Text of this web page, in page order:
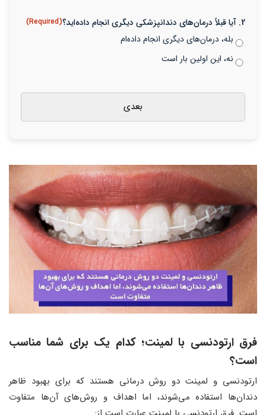
2. آیا قبلاً درمان‌های دندانپزشکی دیگری انجام داده‌اید؟ (Required)
بله، درمان‌های دیگری انجام داده‌ام
نه، این اولین بار است
فرق ارتودنسی با لمینت؛ کدام یک برای شما مناسب
است؟
ارتودنسی و لمینت دو روش درمانی هستند که برای بهبود ظاهر
دندان‌ها استفاده می‌شوند، اما اهداف و روش‌های آن‌ها متفاوت